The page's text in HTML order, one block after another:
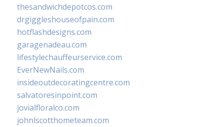
thesandwichdepotcos.com
drgiggleshouseofpain.com
hotflashdesigns.com
garagenadeau.com
lifestylechauffeurservice.com
EverNewNails.com
insideoutdecoratingcentre.com
salvatoresinpoint.com
jovialfloralco.com
johnlscotthometeam.com